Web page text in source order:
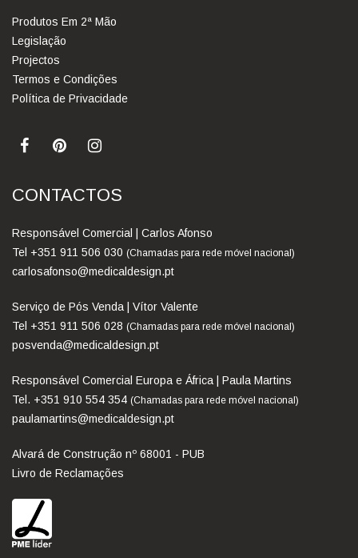
Produtos Em 2ª Mão
Legislação
Projectos
Termos e Condições
Política de Privacidade
CONTACTOS
Responsável Comercial | Carlos Afonso
Tel +351 911 506 030 (Chamadas para rede móvel nacional)
carlosafonso@medicaldesign.pt
Serviço de Pós Venda | Vítor Valente
Tel +351 911 506 028 (Chamadas para rede móvel nacional)
posvenda@medicaldesign.pt
Responsável Comercial Europa e África | Paula Martins
Tel. +351 910 554 354 (Chamadas para rede móvel nacional)
paulamartins@medicaldesign.pt
Alvará de Construção nº 68001 - PUB
Livro de Reclamações